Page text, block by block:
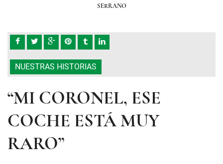
SERRANO
NUESTRAS HISTORIAS
“MI CORONEL, ESE
COCHE ESTÁ MUY
RARO”